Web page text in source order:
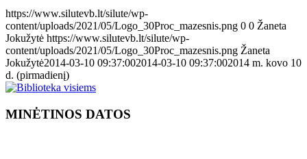
https://www.silutevb.lt/silute/wp-
content/uploads/2021/05/Logo_30Proc_mazesnis.png 0 0 Žaneta
Jokužytė https://www.silutevb.lt/silute/wp-
content/uploads/2021/05/Logo_30Proc_mazesnis.png Žaneta
Jokužytė2014-03-10 09:37:002014-03-10 09:37:002014 m. kovo 10
d. (pirmadienį)
MINĖTINOS DATOS